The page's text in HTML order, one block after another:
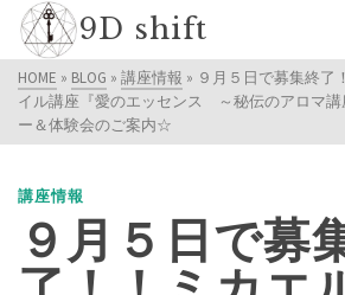
9D shift
HOME » BLOG » 講座情報 » ９月５日で募集終了
イル講座『愛のエッセンス ～秘伝のアロマ講
ー＆体験会のご案内☆
講座情報
９月５日で募